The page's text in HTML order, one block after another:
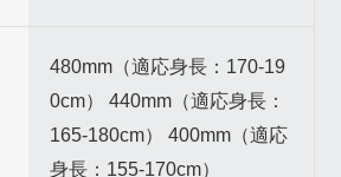
480mm（適応身長：170-19
0cm） 440mm（適応身長：
165-180cm） 400mm（適応
身長：155-170cm）